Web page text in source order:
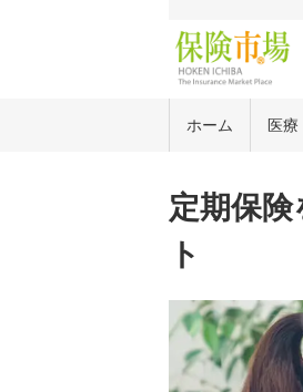
ホーム 医療
定期保
ト